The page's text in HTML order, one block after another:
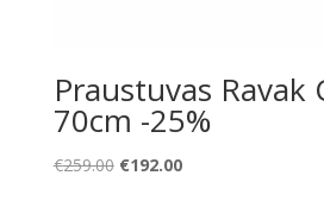
Praustuvas Ravak
70cm -25%
€259.00 Original
€192.00Current